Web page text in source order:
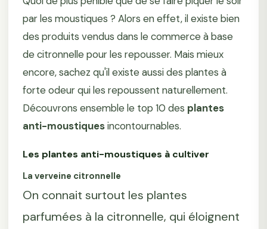
par les moustiques ? Alors en effet, il existe bien
des produits vendus dans le commerce à base
de citronnelle pour les repousser. Mais mieux
encore, sachez qu'il existe aussi des plantes à
forte odeur qui les repoussent naturellement.
Découvrons ensemble le top 10 des plantes
anti-moustiquesincontournables.
Les plantes anti-moustiques à cultiver
La verveine citronnelle
On connait surtout les plantes
parfumées à la citronnelle, qui éloignent